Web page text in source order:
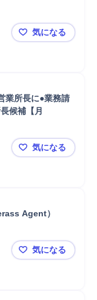
【完全週休
気になる
業所長に●業務請
候補【月
【コピー】
気になる
Agent）
【東北エリ
気になる